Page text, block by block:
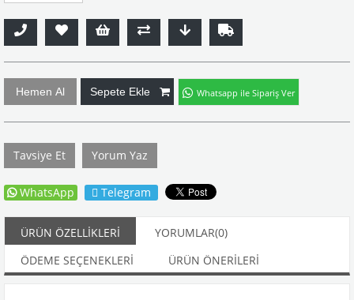
Whatsapp ile Sipariş Ver
Tavsiye Et Yorum Yaz
WhatsApp Telegram
ÜRÜN ÖZELLIKLERI YORUMLAR(0)
ÖDEME SEÇENEKLERI
ÜRÜN ÖNERILERI